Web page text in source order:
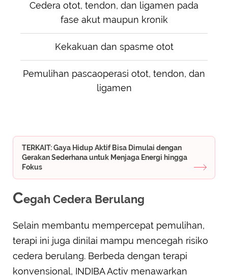
Cedera otot, tendon, dan ligamen pada
fase akut maupun kronik
Kekakuan dan spasme otot
Pemulihan pascaoperasi otot, tendon, dan
ligamen
TERKAIT: Gaya Hidup Aktif Bisa Dimulai dengan
Gerakan Sederhana untuk Menjaga Energi hingga
Fokus
Cegah Cedera Berulang
Selain membantu mempercepat pemulihan,
terapi ini juga dinilai mampu mencegah risiko
cedera berulang. Berbeda dengan terapi
konvensional, INDIBA Activ menawarkan